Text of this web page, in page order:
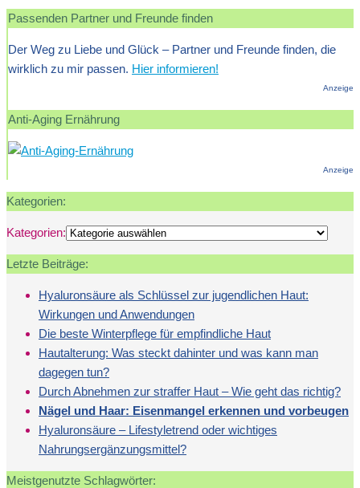
Passenden Partner und Freunde finden
Der Weg zu Liebe und Glück – Partner und Freunde finden, die
wirklich zu mir passen. Hier informieren!
Anzeige
Anti-Aging Ernährung
Anzeige
Kategorien:
Kategorien:
Letzte Beiträge:
Hyaluronsäure als Schlüssel zur jugendlichen Haut:
Wirkungen und Anwendungen
Die beste Winterpflege für empfindliche Haut
Hautalterung: Was steckt dahinter und was kann man
dagegen tun?
Durch Abnehmen zur straffer Haut – Wie geht das richtig?
Nägel und Haar: Eisenmangel erkennen und vorbeugen
Hyaluronsäure – Lifestyletrend oder wichtiges
Nahrungsergänzungsmittel?
Meistgenutzte Schlagwörter: